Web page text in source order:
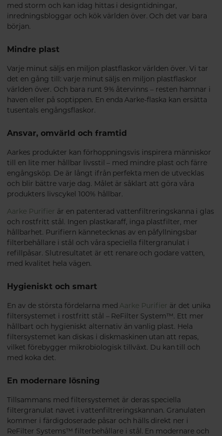
med storm och kan idag hittas i designtidningar,
inredningsbloggar och kök världen över. Och det var bara
början.
Mindre plast
Varje minut säljs en miljon plastflaskor världen över. Vi tar
det en gång till: varje minut säljs en miljon plastflaskor
världen över. Och bara runt 9% återvinns – resten hamnar i
haven eller på soptippen. En enda Aarke-flaska kan ersätta
tusentals engångsflaskor.
Ansvar, omvärld och framtid
Aarkes produkter kan förhoppningsvis inspirera människor
till en lite mer hållbar livsstil – med mindre plast och färre
engångsköp. De är långt ifrån perfekta men de utvecklas
och blir bättre varje dag. Målet är såklart att göra våra
produkters livscykel 100% hållbar.
Aarke Purifier är en patenterad vattenfiltreringskanna i glas
och rostfritt stål. Ingen plastkaraff, inga plastfilter, mer
hållbarhet. Purifiern kännetecknas av en påfyllningsbar
filterbehållare i stål och våra speciella filtergranulat i
refillpåsar. Slutresultatet är ett renare och godare vatten,
med kvalitet hela vägen.
Hygieniskt och smart
En av de största fördelarna medAarke Purifier är det unika
filtersystemet i rostfritt stål – ReFilter System™. Ett mer
hållbart och hygieniskt alternativ än vanlig plast. Hela
filtersystemet kan diskas i diskmaskinen utan att repas,
vilket förebygger mikrobiologisk tillväxt. Du kan till och
med koka det.
En modernare lösning
Tillsammans med filtersystemet är deras speciella
filtergranulat navet i vattenfiltreringskannan. Granulaten
kommer i färdigdoserade påsar och hälls direkt ner i
ReFilter Systems™ filterbehållare i stål. En modernare och